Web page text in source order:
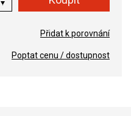
Přidat k porovnání
Poptat cenu / dostupnost